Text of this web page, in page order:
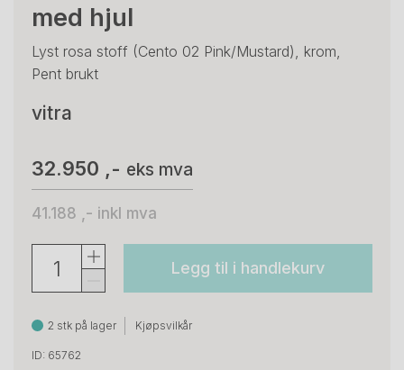
med hjul
Lyst rosa stoff (Cento 02 Pink/Mustard), krom,
Pent brukt
vitra
32.950 ,- eks mva
41.188 ,- inkl mva
Legg til i handlekurv
2 stk på lager Kjøpsvilkår
ID: 65762